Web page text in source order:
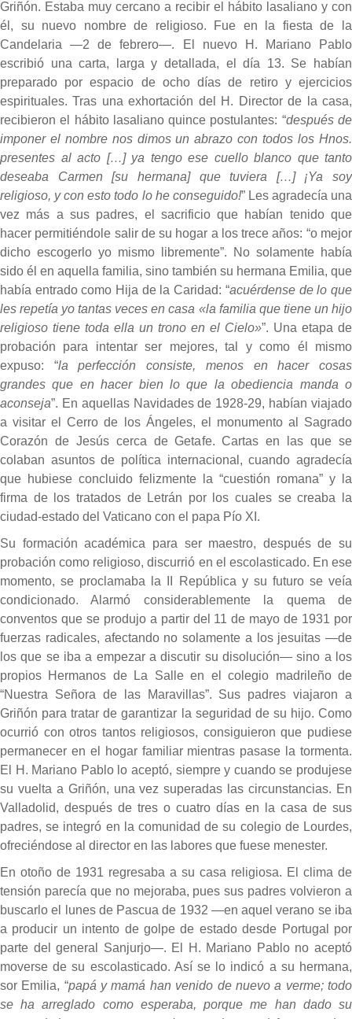
Griñón. Estaba muy cercano a recibir el hábito lasaliano y con
él, su nuevo nombre de religioso. Fue en la fiesta de la
Candelaria —2 de febrero—. El nuevo H. Mariano Pablo
escribió una carta, larga y detallada, el día 13. Se habían
preparado por espacio de ocho días de retiro y ejercicios
espirituales. Tras una exhortación del H. Director de la casa,
recibieron el hábito lasaliano quince postulantes: “después de
imponer el nombre nos dimos un abrazo con todos los Hnos.
presentes al acto […] ya tengo ese cuello blanco que tanto
deseaba Carmen [su hermana] que tuviera […] ¡Ya soy
religioso, y con esto todo lo he conseguido!” Les agradecía una
vez más a sus padres, el sacrificio que habían tenido que
hacer permitiéndole salir de su hogar a los trece años: “o mejor
dicho escogerlo yo mismo libremente”. No solamente había
sido él en aquella familia, sino también su hermana Emilia, que
había entrado como Hija de la Caridad: “acuérdense de lo que
les repetía yo tantas veces en casa «la familia que tiene un hijo
religioso tiene toda ella un trono en el Cielo»”. Una etapa de
probación para intentar ser mejores, tal y como él mismo
expuso: “la perfección consiste, menos en hacer cosas
grandes que en hacer bien lo que la obediencia manda o
aconseja”. En aquellas Navidades de 1928-29, habían viajado
a visitar el Cerro de los Ángeles, el monumento al Sagrado
Corazón de Jesús cerca de Getafe. Cartas en las que se
colaban asuntos de política internacional, cuando agradecía
que hubiese concluido felizmente la “cuestión romana” y la
firma de los tratados de Letrán por los cuales se creaba la
ciudad-estado del Vaticano con el papa Pío XI.
Su formación académica para ser maestro, después de su
probación como religioso, discurrió en el escolasticado. En ese
momento, se proclamaba la II República y su futuro se veía
condicionado. Alarmó considerablemente la quema de
conventos que se produjo a partir del 11 de mayo de 1931 por
fuerzas radicales, afectando no solamente a los jesuitas —de
los que se iba a empezar a discutir su disolución— sino a los
propios Hermanos de La Salle en el colegio madrileño de
“Nuestra Señora de las Maravillas”. Sus padres viajaron a
Griñón para tratar de garantizar la seguridad de su hijo. Como
ocurrió con otros tantos religiosos, consiguieron que pudiese
permanecer en el hogar familiar mientras pasase la tormenta.
El H. Mariano Pablo lo aceptó, siempre y cuando se produjese
su vuelta a Griñón, una vez superadas las circunstancias. En
Valladolid, después de tres o cuatro días en la casa de sus
padres, se integró en la comunidad de su colegio de Lourdes,
ofreciéndose al director en las labores que fuese menester.
En otoño de 1931 regresaba a su casa religiosa. El clima de
tensión parecía que no mejoraba, pues sus padres volvieron a
buscarlo el lunes de Pascua de 1932 —en aquel verano se iba
a producir un intento de golpe de estado desde Portugal por
parte del general Sanjurjo—. El H. Mariano Pablo no aceptó
moverse de su escolasticado. Así se lo indicó a su hermana,
sor Emilia, “papá y mamá han venido de nuevo a verme; todo
se ha arreglado como esperaba, porque me han dado su